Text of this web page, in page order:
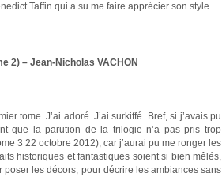
Taffin qui a su me faire apprécier son style.
2) – Jean-Nicholas VACHON
tome. J’ai adoré. J’ai surkiffé. Bref, si j’avais pu
que la parution de la trilogie n’a pas pris trop
3 22 octobre 2012), car j’aurai pu me ronger les
historiques et fantastiques soient si bien mêlés,
poser les décors, pour décrire les ambiances sans